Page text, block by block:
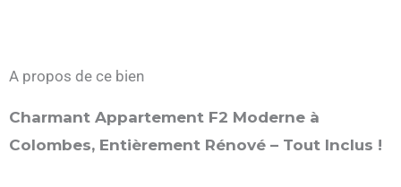
A propos de ce bien
Charmant Appartement F2 Moderne à
Colombes, Entièrement Rénové – Tout Inclus !